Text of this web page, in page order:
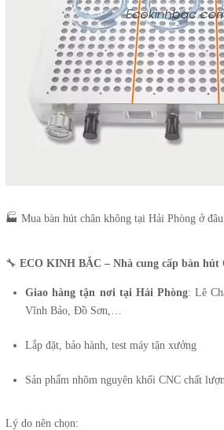
🏭 Mua bàn hút chân không tại Hải Phòng ở
🔧 ECO KINH BẮC – Nhà cung cấp bàn hút
Giao hàng tận nơi tại Hải Phòng: Lê
Vĩnh Bảo, Đồ Sơn,…
Lắp đặt, bảo hành, test máy tận xưởng
Sản phẩm nhôm nguyên khối CNC chất
Lý do nên chọn: